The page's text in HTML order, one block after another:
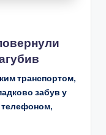
транспортом,
забув у
телефоном,